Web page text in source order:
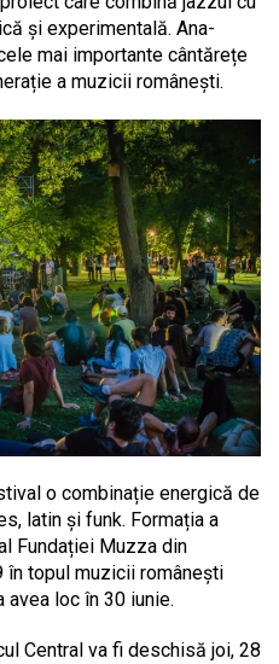
și experimentală. Ana-
mai importante cântărețe
a muzicii românești.
o combinație energică de
latin și funk. Formația a
Fundației Muzza din
în topul muzicii românești
avea loc în 30 iunie.
Central va fi deschisă joi, 28